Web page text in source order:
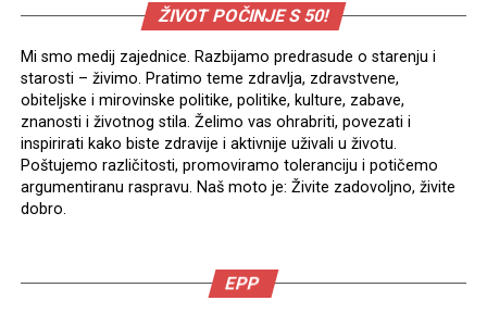
ŽIVOT POČINJE S 50!
Mi smo medij zajednice. Razbijamo predrasude o starenju i
starosti – živimo. Pratimo teme zdravlja, zdravstvene,
obiteljske i mirovinske politike, politike, kulture, zabave,
znanosti i životnog stila. Želimo vas ohrabriti, povezati i
inspirirati kako biste zdravije i aktivnije uživali u životu.
Poštujemo različitosti, promoviramo toleranciju i potičemo
argumentiranu raspravu. Naš moto je: Živite zadovoljno, živite
dobro.
EPP